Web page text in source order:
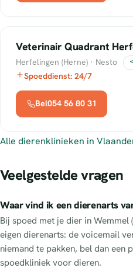
Veterinair Quadrant
Herfelingen (Herne) · Nesto
Spoeddienst: 24/7
Bel054 56 80 31
Alle dierenklinieken in
Veelgestelde vragen
Waar vind ik een dierenarts
Bij spoed met je dier in
eigen dierenarts: de voicemail
niemand te pakken, bel dan
spoedkliniek voor dieren.